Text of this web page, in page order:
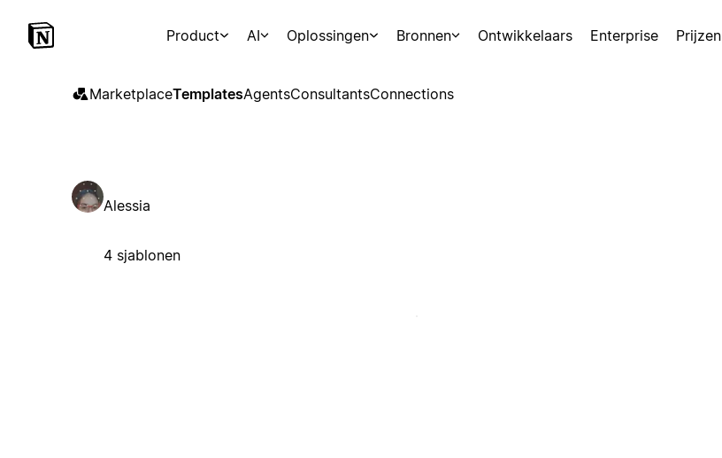
Product AI Oplossingen Bronnen Ontwikkelaars Enterprise Prijzen
MarketplaceTemplatesAgentsConsultantsConnections
Alessia
4 sjablonen